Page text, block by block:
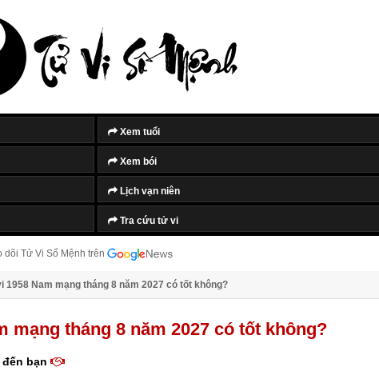
Xem tuổi
Xem bói
Lịch vạn niên
Tra cứu tử vi
dõi Tử Vi Số Mệnh trên
1958 Nam mạng tháng 8 năm 2027 có tốt không?
mạng tháng 8 năm 2027 có tốt không?
bạn